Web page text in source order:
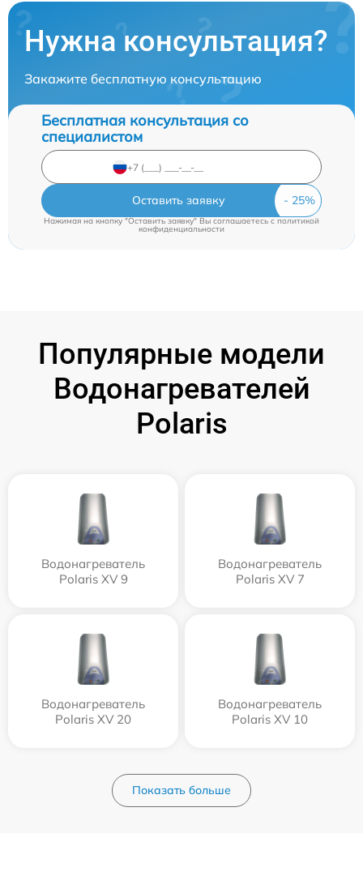
Нужна консультация?
Закажите бесплатную консультацию
Бесплатная консультация со
специалистом
Оставить заявку
Нажимая на кнопку "Оставить заявку" Вы соглашаетесь cполитикой
конфиденциальности
Популярные модели
Водонагревателей
Polaris
Водонагреватель
Polaris XV 9
Водонагреватель
Polaris XV 7
Водонагреватель
Polaris XV 20
Водонагреватель
Polaris XV 10
Показать больше